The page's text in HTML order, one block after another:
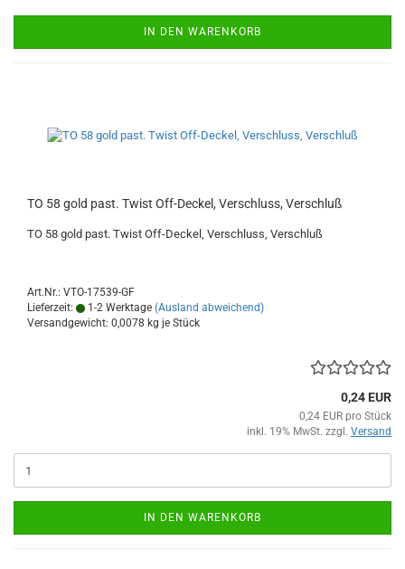
IN DEN WARENKORB
TO 58 gold past. Twist Off-Deckel, Verschluss, Verschluß
TO 58 gold past. Twist Off-Deckel, Verschluss, Verschluß
Art.Nr.: VTO-17539-GF
Lieferzeit:
1-2 Werktage (Ausland abweichend)
Versandgewicht: 0,0078 kg je Stück
0,24 EUR
0,24 EUR pro Stück
inkl. 19% MwSt. zzgl. Versand
IN DEN WARENKORB